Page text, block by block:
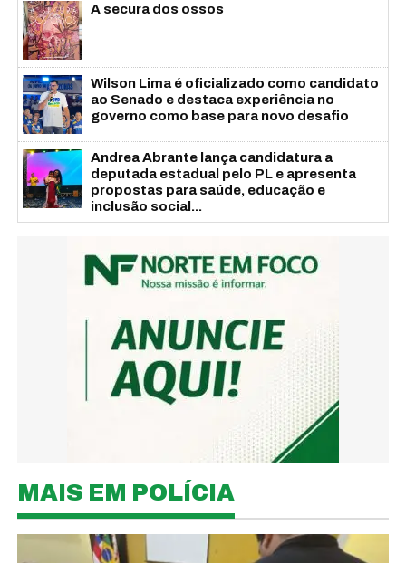
A secura dos ossos
Wilson Lima é oficializado como candidato
ao Senado e destaca experiência no
governo como base para novo desafio
Andrea Abrante lança candidatura a
deputada estadual pelo PL e apresenta
propostas para saúde, educação e
inclusão social...
MAIS EM POLÍCIA